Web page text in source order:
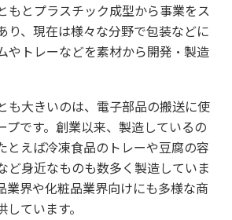
もとプラスチック成型から事業をス
り、現在は様々な分野で包装などに
やトレーなどを素材から開発・製造
も大きいのは、電子部品の搬送に使
プです。創業以来、製造しているの
とえば冷凍食品のトレーや豆腐の容
ど身近なものも数多く製造していま
業界や化粧品業界向けにも多様な商
ています。